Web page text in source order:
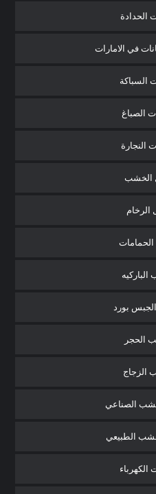
الحدادة
في الامارات
السباكة
الصباغ
النجارة
الخشب
الرخام
الحمامات
الباركيه
بورد
الحجر
الزجاج
الصناعي
الطبيعي
الكهرباء